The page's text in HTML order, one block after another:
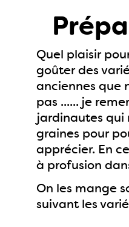
Quel plaisir
goûter des
anciennes que
pas ...... je
jardinautes
graines pour
apprécier. En
à profusion
On les mange
suivant les